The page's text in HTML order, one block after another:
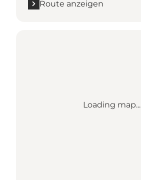
Route anzeigen
Loading map...